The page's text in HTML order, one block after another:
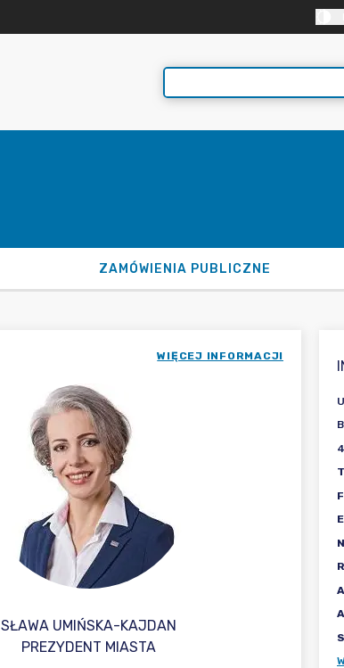
ZAMÓWIENIA PUBLICZNE
SŁAWA UMIŃSKA-KAJDAN
WIĘCEJ INFORMACJI
PREZYDENT MIASTA